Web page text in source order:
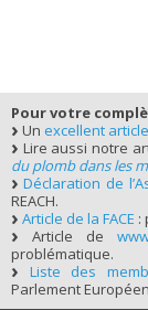
Pour votre
Un excellent article
Lire aussi notre
du plomb dans les
Déclaration de
REACH.
Article de la FACE :
Article de
problématique.
Liste des
Parlement